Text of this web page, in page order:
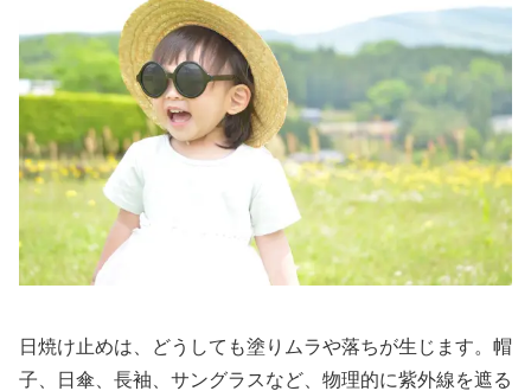
日焼け止めは、どうしても塗りムラや落ちが生じます。帽
子、日傘、長袖、サングラスなど、物理的に紫外線を遮る